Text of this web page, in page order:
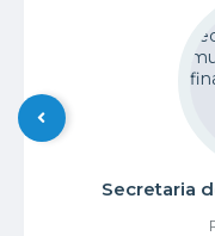
Secretaria